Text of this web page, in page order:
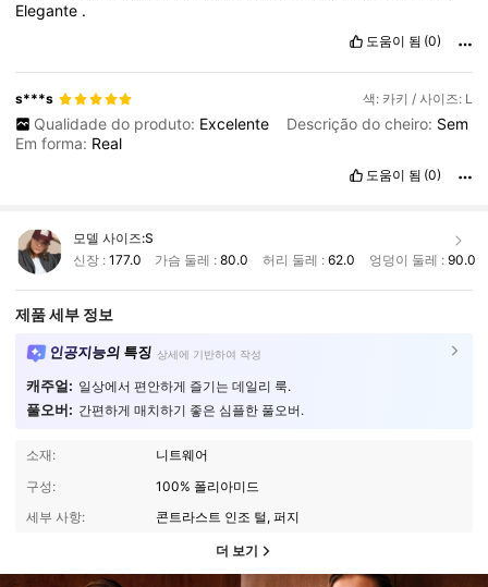
Elegante .
도움이 됨 (0)
s***s 색: 카키 / 사이즈: L
Qualidade do produto: Excelente Descrição do cheiro: Sem
Em forma: Real
도움이 됨 (0)
모델 사이즈:S
신장 : 177.0 가슴 둘레 :80.0 허리 둘레 : 62.0 엉덩이 둘레 : 90.0
제품 세부 정보
인공지능의 특징 상세에 기반하여 작성
캐주얼: 일상에서 편안하게 즐기는 데일리 룩.
풀오버: 간편하게 매치하기 좋은 심플한 풀오버.
소재:
니트웨어
구성:
100% 폴리아미드
세부 사항:
콘트라스트 인조 털, 퍼지
더 보기